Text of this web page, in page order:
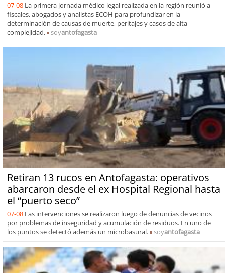
07-08 La primera jornada médico legal realizada en la región reunió a
fiscales, abogados y analistas ECOH para profundizar en la
determinación de causas de muerte, peritajes y casos de alta
complejidad.
soyantofagasta
Retiran 13 rucos en Antofagasta: operativos
abarcaron desde el ex Hospital Regional hasta
el “puerto seco”
07-08 Las intervenciones se realizaron luego de denuncias de vecinos
por problemas de inseguridad y acumulación de residuos. En uno de
los puntos se detectó además un microbasural.
soyantofagasta